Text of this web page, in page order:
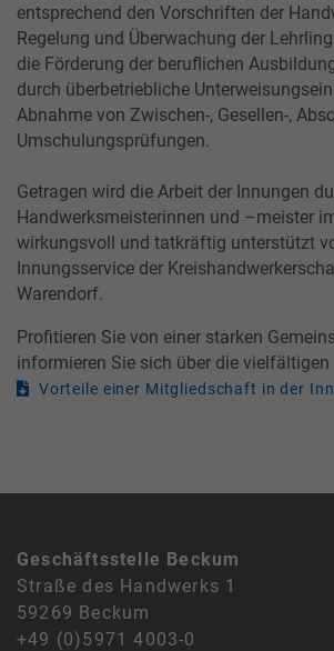
entsprechend den Vorschriften der
Regelung und Überwachung der
die Förderung der beruflichen
durch überbetriebliche
Abnahme von Zwischen-, Gesellen-,
Umschulungsprüfungen.
Getragen wird die Arbeit der Innungen
Handwerksmeisterinnen und –meister
wirkungsvoll und tatkräftig unterstützt
Innungsservice der
Warendorf.
Profitieren Sie von einer starken
informieren Sie sich über die vielfältigen
Vorteile einer Mitgliedschaft in der
Geschäftsstelle Beckum
Straße des Handwerks 1
59269 Beckum
+49 (0)5971 4003-0